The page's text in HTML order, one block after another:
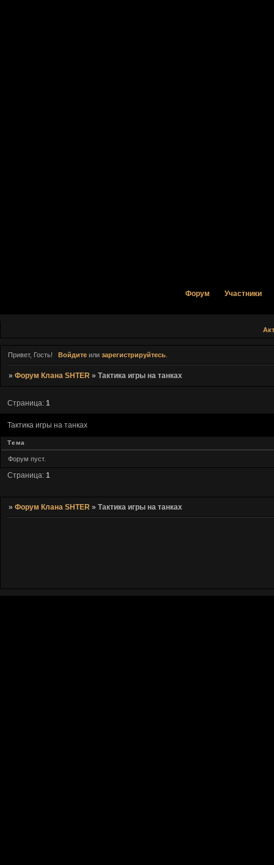
Форум Участники
Привет, Гость! Войдитеили зарегистрируйтесь.
»Форум Клана SHTER »Тактика игры на танках
Тактика игры на танках
Страница:1
Тема
Форум пуст.
Страница:1
»Форум Клана SHTER »Тактика игры на танках